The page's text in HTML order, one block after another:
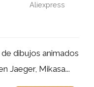
Aliexpress
dibujos animados
Jaeger, Mikasa...